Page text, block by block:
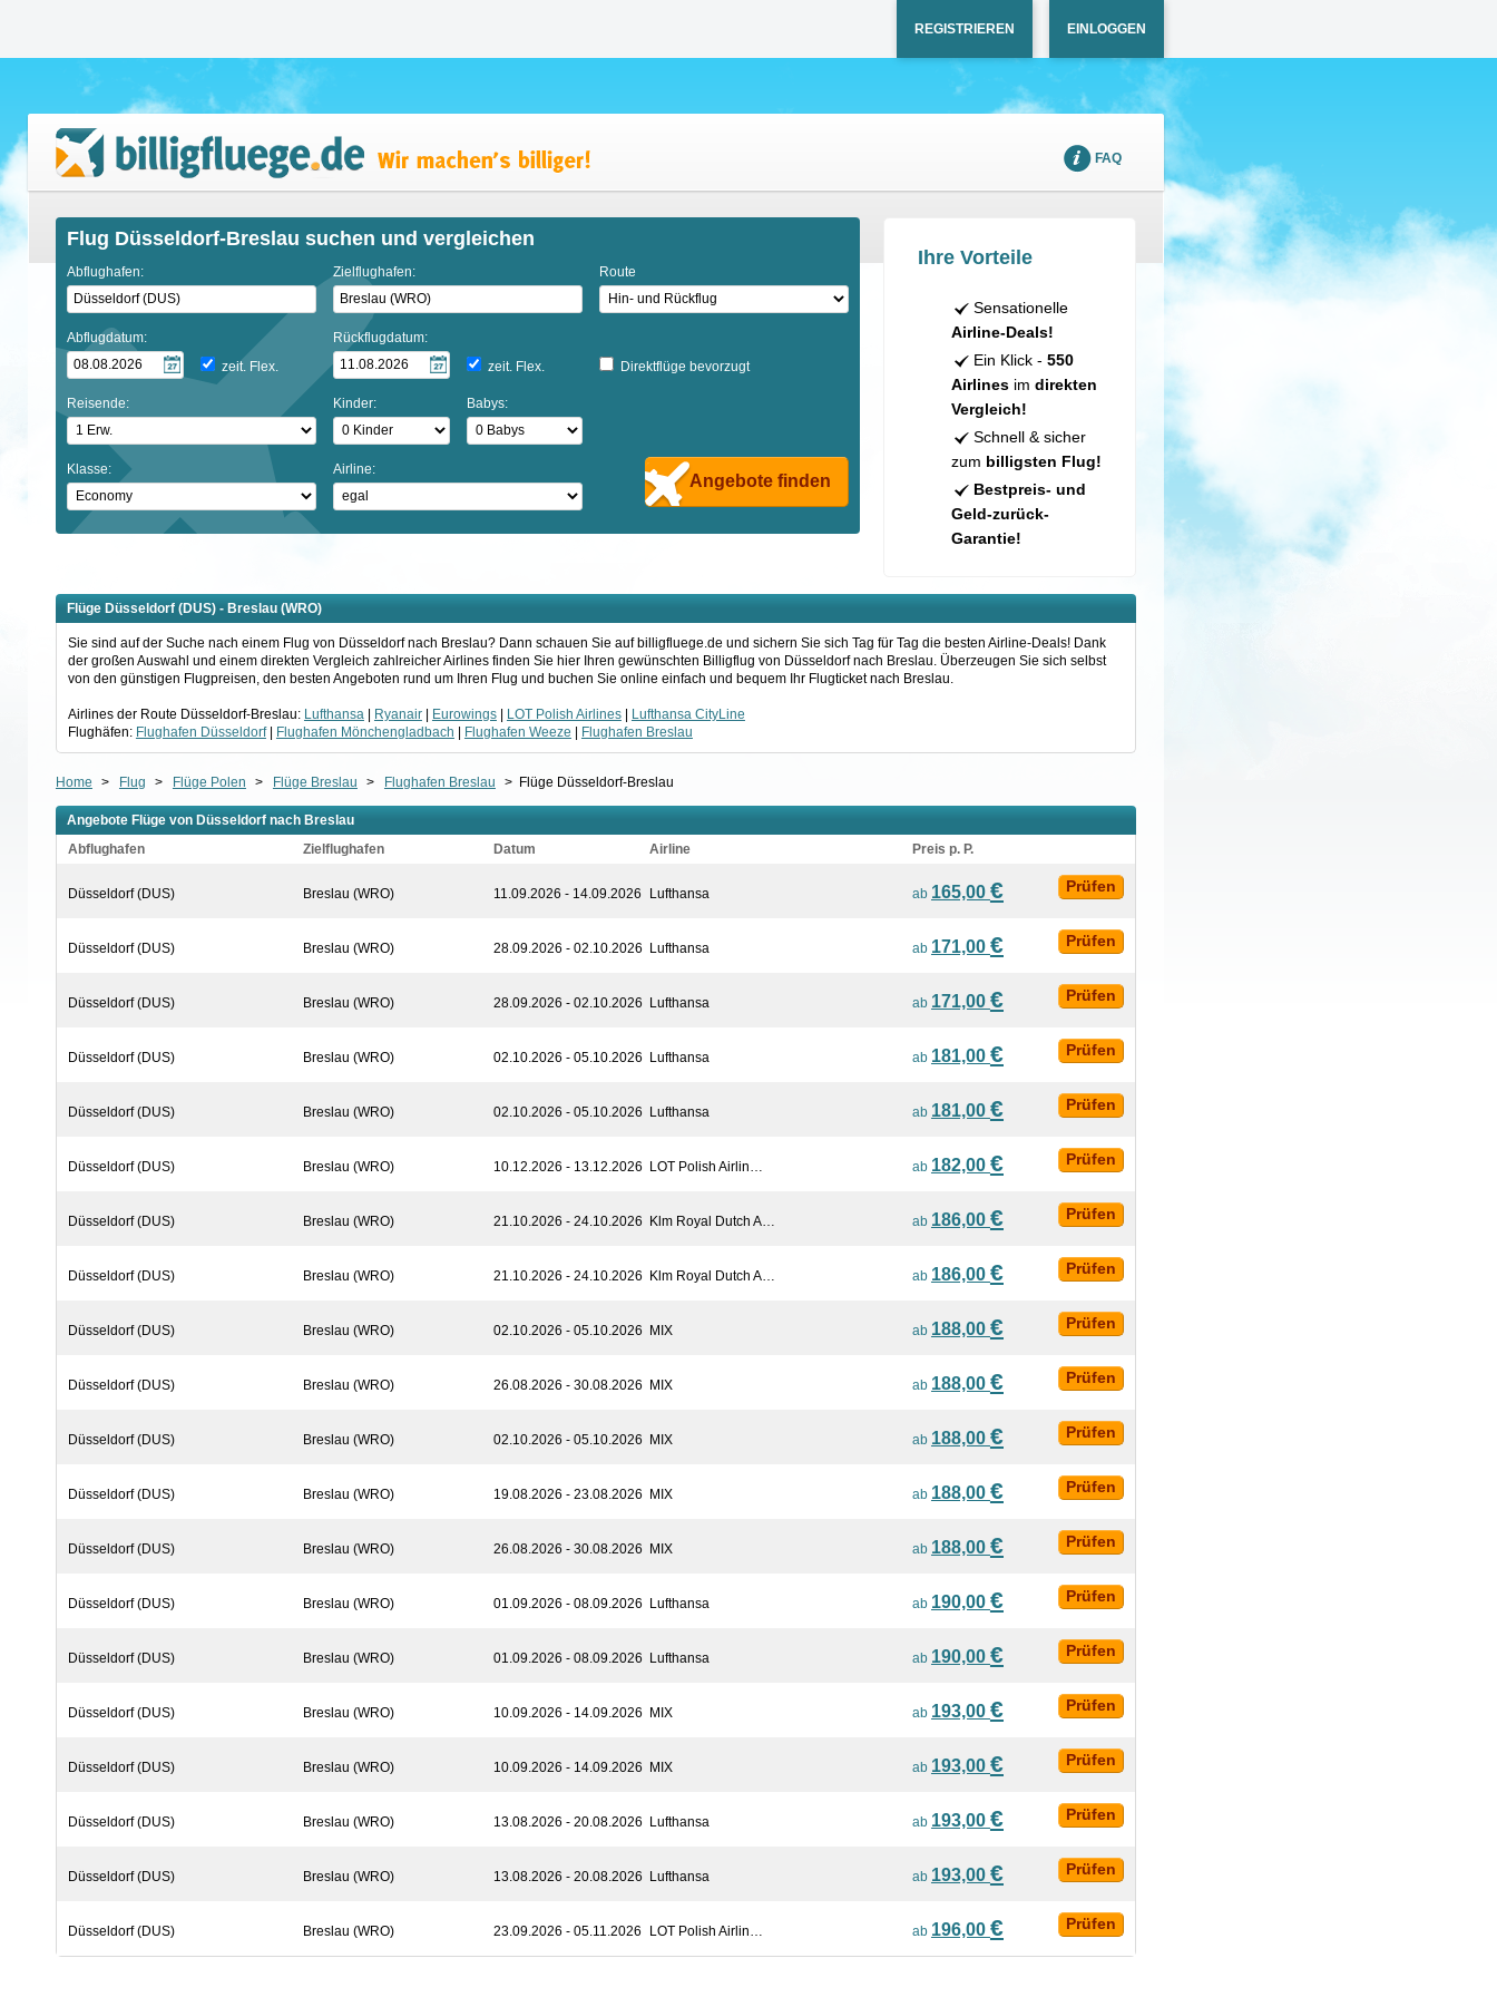
REGISTRIEREN EINLOGGEN
FAQ
Flug Düsseldorf-Breslau suchen und vergleichen
Abflughafen: Zielflughafen: Route
Abflugdatum:
zeit. Flex.
Rückflugdatum:
zeit. Flex.
Direktflüge bevorzugt
Reisende: Kinder: Babys:
Klasse: Airline:
Angebote finden
Ihre Vorteile
Sensationelle
Airline-Deals!
Ein Klick - 550
Airlinesim direkten
Vergleich!
Schnell & sicher
zum billigsten Flug!
Bestpreis- und
Geld-zurück-
Garantie!
Flüge Düsseldorf (DUS) - Breslau (WRO)
Sie sind auf der Suche nach einem Flug von Düsseldorf nach Breslau? Dann schauen Sie auf billigfluege.de und sichern Sie sich Tag für Tag die besten Airline-Deals! Dank
der großen Auswahl und einem direkten Vergleich zahlreicher Airlines finden Sie hier Ihren gewünschten Billigflug von Düsseldorf nach Breslau. Überzeugen Sie sich selbst
von den günstigen Flugpreisen, den besten Angeboten rund um Ihren Flug und buchen Sie online einfach und bequem Ihr Flugticket nach Breslau.
Airlines der Route Düsseldorf-Breslau: Lufthansa| Ryanair| Eurowings| LOT Polish Airlines|
Lufthansa CityLine
Flughäfen: Flughafen Düsseldorf| Flughafen Mönchengladbach Flughafen Weeze Flughafen Breslau
Home > Flug > Flüge Polen > Flüge Breslau > Flughafen Breslau > Flüge Düsseldorf-Breslau
Angebote Flüge von Düsseldorf nach Breslau
Abflughafen
Zielflughafen Datum Airline Preis p. P.
Düsseldorf (DUS) Breslau (WRO) 11.09.2026 - 14.09.2026 Lufthansa ab 165,00 € Prüfen
Düsseldorf (DUS) Breslau (WRO) 28.09.2026 - 02.10.2026 Lufthansa ab 171,00 € Prüfen
Düsseldorf (DUS) Breslau (WRO) 28.09.2026 - 02.10.2026 Lufthansa ab 171,00 € Prüfen
Düsseldorf (DUS) Breslau (WRO) 02.10.2026 - 05.10.2026 Lufthansa ab 181,00 € Prüfen
Düsseldorf (DUS) Breslau (WRO) 02.10.2026 - 05.10.2026 Lufthansa ab 181,00 € Prüfen
Düsseldorf (DUS) Breslau (WRO) 10.12.2026 - 13.12.2026 LOT Polish Airlin… ab 182,00 € Prüfen
Düsseldorf (DUS) Breslau (WRO) 21.10.2026 - 24.10.2026 Klm Royal Dutch A… ab 186,00 € Prüfen
Düsseldorf (DUS) Breslau (WRO) 21.10.2026 - 24.10.2026 Klm Royal Dutch A… ab 186,00 € Prüfen
Düsseldorf (DUS) Breslau (WRO) 02.10.2026 - 05.10.2026 MIX ab 188,00 € Prüfen
Düsseldorf (DUS) Breslau (WRO) 26.08.2026 - 30.08.2026 MIX ab 188,00 € Prüfen
Düsseldorf (DUS) Breslau (WRO) 02.10.2026 - 05.10.2026 MIX ab 188,00 € Prüfen
Düsseldorf (DUS) Breslau (WRO) 19.08.2026 - 23.08.2026 MIX ab 188,00 € Prüfen
Düsseldorf (DUS) Breslau (WRO) 26.08.2026 - 30.08.2026 MIX ab 188,00 € Prüfen
Düsseldorf (DUS) Breslau (WRO) 01.09.2026 - 08.09.2026 Lufthansa ab 190,00 € Prüfen
Düsseldorf (DUS) Breslau (WRO) 01.09.2026 - 08.09.2026 Lufthansa ab 190,00 € Prüfen
Düsseldorf (DUS) Breslau (WRO) 10.09.2026 - 14.09.2026 MIX ab 193,00 € Prüfen
Düsseldorf (DUS) Breslau (WRO) 10.09.2026 - 14.09.2026 MIX ab 193,00 € Prüfen
Düsseldorf (DUS) Breslau (WRO) 13.08.2026 - 20.08.2026 Lufthansa ab 193,00 € Prüfen
Düsseldorf (DUS) Breslau (WRO) 13.08.2026 - 20.08.2026 Lufthansa ab 193,00 € Prüfen
Düsseldorf (DUS) Breslau (WRO) 23.09.2026 - 05.11.2026 LOT Polish Airlin… ab 196,00 € Prüfen